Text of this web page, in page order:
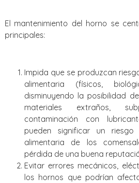
El mantenimiento del horno se
principales:
Impida que se produzcan
alimentaria (físicos,
disminuyendo la posibilidad
materiales extraños,
contaminación con
pueden significar un
alimentaria de los
pérdida de una buena
Evitar errores mecánicos,
los hornos que podrían